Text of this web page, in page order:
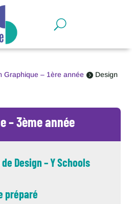
Graphique – 1ère année  Design
– 3ème année
Design – Y Schools
préparé